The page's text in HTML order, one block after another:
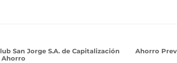
San Jorge S.A. de Capitalización
Ahorro
Ahorro